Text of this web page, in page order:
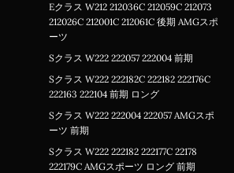
Eクラス W212 212036C 212059C 212073
212026C 212001C 212061C 後期 AMGスポ
ーツ
Sクラス W222 222057 222004 前期
Sクラス W222 222182C 222182 222176C
222163 222104 前期 ロング
Sクラス W222 222004 222057 AMGスポ
ーツ 前期
Sクラス W222 222182 222177C 22178
222179C AMGスポーツ ロング 前期